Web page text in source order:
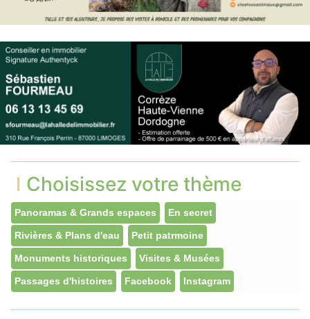
Choisissez votre thème
Panoramas & Grands espaces En secret
Rivières & Plans d'eau Petit patrmoine
Monuments historiques Visites & Musées
Passages d'histoires Facebook Instagram